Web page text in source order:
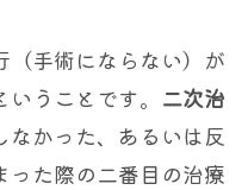
（手術にならない）が
うことです。 二次治
かった、あるいは反
った際の二番目の治療